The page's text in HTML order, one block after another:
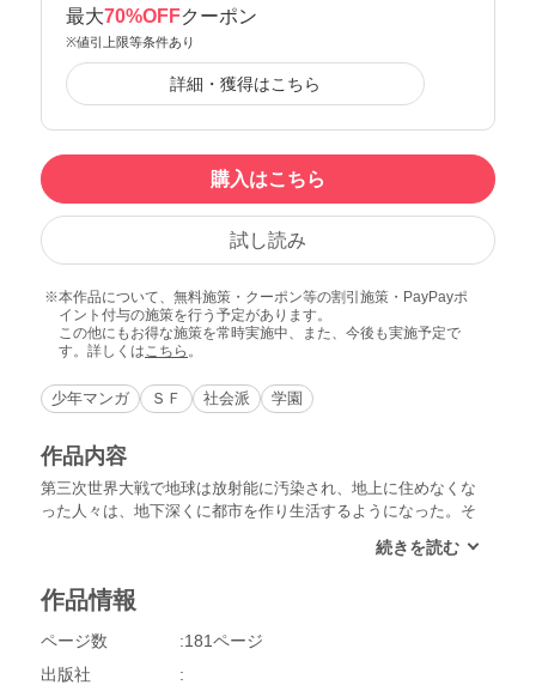
最大70%OFFクーポン
※値引上限等条件あり
詳細・獲得はこちら
購入はこちら
試し読み
本作品について、無料施策・クーポン等の割引施策・PayPayポ
イント付与の施策を行う予定があります。
この他にもお得な施策を常時実施中、また、今後も実施予定で
す。詳しくはこちら 。
少年マンガ ＳＦ 社会派 学園
作品内容
第三次世界大戦で地球は放射能に汚染され、地上に住めなくな
った人々は、地下深くに都市を作り生活するようになった。そ
を目指していた。病気の少女を地上に連れて行くために。「東
ひと目でも少女に見せるために…。
作品情報
ページ数
181ページ
出版社